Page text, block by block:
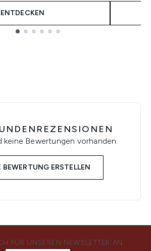
ENTDECKEN
keine Bewertungen vorhanden.
BEWERTUNG ERSTELLEN
FÜR UNSEREN NEWSLETTER AN